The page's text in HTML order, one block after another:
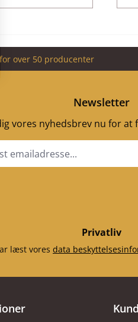
over 50 producenter
Newsletter
vores nyhedsbrev nu for
Privatliv
læst vores data